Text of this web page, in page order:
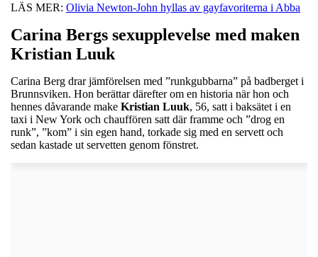
LÄS MER: Olivia Newton-John hyllas av gayfavoriterna i Abba
Carina Bergs sexupplevelse med maken
Kristian Luuk
Carina Berg drar jämförelsen med ”runkgubbarna” på badberget i
Brunnsviken. Hon berättar därefter om en historia när hon och
hennes dåvarande make Kristian Luuk, 56, satt i baksätet i en
taxi i New York och chauffören satt där framme och ”drog en
runk”, ”kom” i sin egen hand, torkade sig med en servett och
sedan kastade ut servetten genom fönstret.